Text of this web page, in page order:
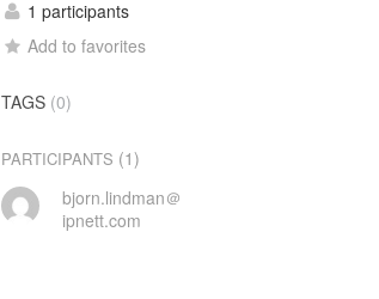
1 participants
Add to favorites
TAGS (0)
PARTICIPANTS (1)
bjorn.lindman＠
ipnett.com